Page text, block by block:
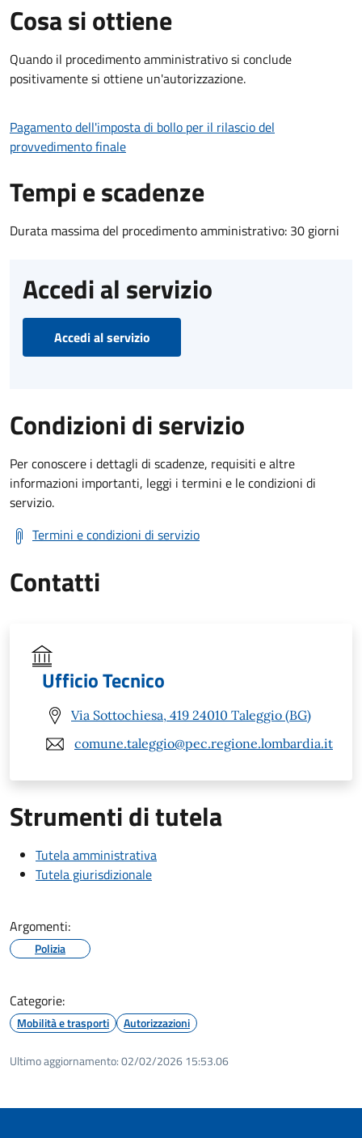
Cosa si ottiene
Quando il procedimento amministrativo si conclude
positivamente si ottiene un'autorizzazione.
Pagamento dell'imposta di bollo per il rilascio del
provvedimento finale
Tempi e scadenze
Durata massima del procedimento amministrativo: 30 giorni
Accedi al servizio
Accedi al servizio
Condizioni di servizio
Per conoscere i dettagli di scadenze, requisiti e altre
informazioni importanti, leggi i termini e le condizioni di
servizio.
Termini e condizioni di servizio
Contatti
Ufficio Tecnico
Via Sottochiesa, 419 24010 Taleggio (BG)
comune.taleggio@pec.regione.lombardia.it
Strumenti di tutela
Tutela amministrativa
Tutela giurisdizionale
Argomenti:
Polizia
Categorie:
Mobilità e trasporti Autorizzazioni
Ultimo aggiornamento:02/02/2026 15:53.06